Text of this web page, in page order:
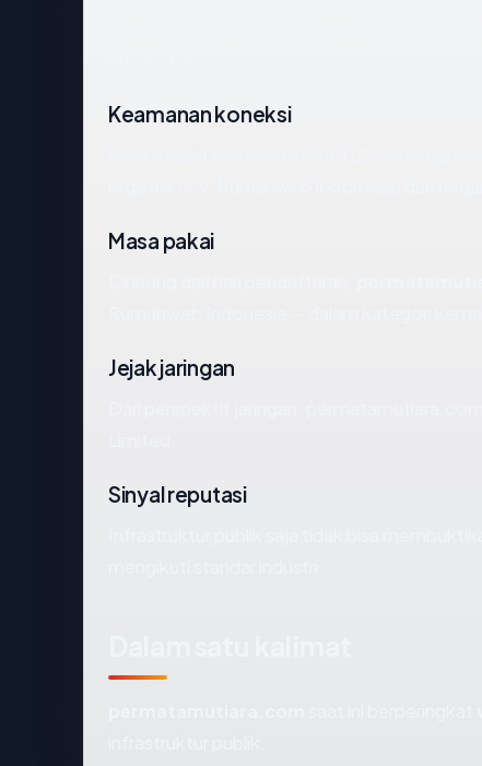
Keamanan koneksi
Masa pakai
Jejak jaringan
Sinyal reputasi